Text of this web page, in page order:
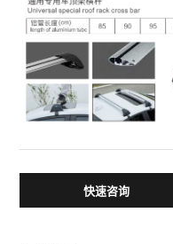
快速咨询